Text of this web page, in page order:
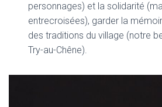
personnages) et la solidarité
entrecroisées), garder la
des traditions du village (notre
Try-au-Chêne).